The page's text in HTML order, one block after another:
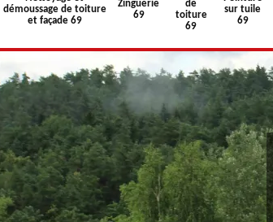
démoussage de toiture
et façade 69
Zinguerie
69
de
toiture
69
sur tuile
69